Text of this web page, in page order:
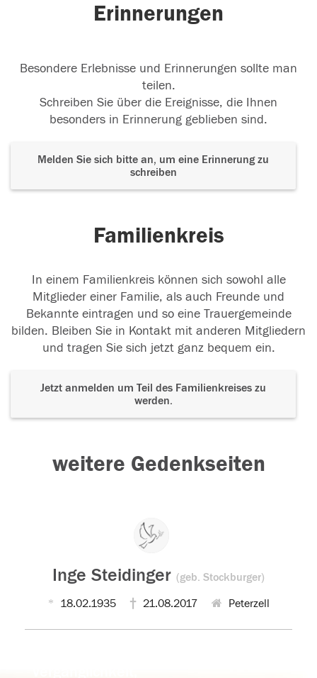
Erinnerungen
Besondere Erlebnisse und Erinnerungen sollte man
teilen.
Schreiben Sie über die Ereignisse, die Ihnen
besonders in Erinnerung geblieben sind.
Melden Sie sich bitte an, um eine Erinnerung zu
schreiben
Familienkreis
In einem Familienkreis können sich sowohl alle
Mitglieder einer Familie, als auch Freunde und
Bekannte eintragen und so eine Trauergemeinde
bilden. Bleiben Sie in Kontakt mit anderen Mitgliedern
und tragen Sie sich jetzt ganz bequem ein.
Jetzt anmelden um Teil des Familienkreises zu
werden.
weitere Gedenkseiten
Inge Steidinger (geb. Stockburger)
18.02.1935 21.08.2017 Peterzell